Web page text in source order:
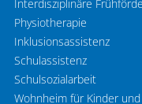
Interdisziplinäre
Physiotherapie
Inklusionsassistenz
Schulassistenz
Schulsozialarbeit
Wohnheim für Kinder und